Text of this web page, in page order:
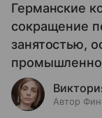
Германские
сокращение
занятостью,
Автор